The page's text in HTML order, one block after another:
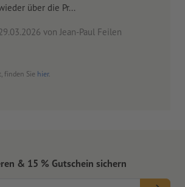
über die Pr...
von Jean-Paul Feilen
finden Sie hier.
& 15 % Gutschein sichern